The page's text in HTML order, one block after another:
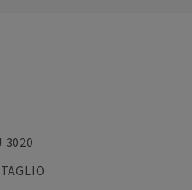
3020
TAGLIO